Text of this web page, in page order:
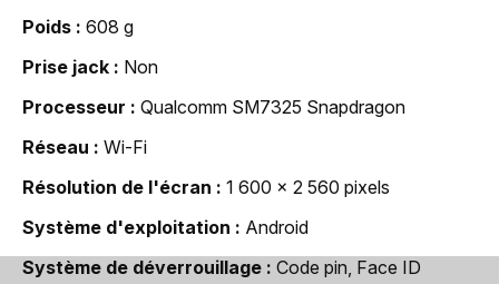
Poids
608 g
Prise jack
Non
Processeur
Qualcomm SM7325 Snapdragon
Réseau
Wi-Fi
Résolution de l'écran
1 600 x 2 560 pixels
Système d'exploitation
Android
Système de déverrouillage
Code pin, Face ID